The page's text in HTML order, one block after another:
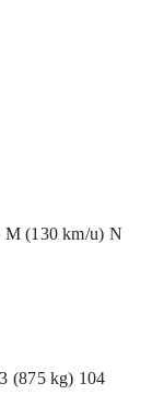
M (130 km/u) N
(875 kg) 104